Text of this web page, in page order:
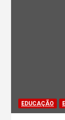
EDUCAÇÃO